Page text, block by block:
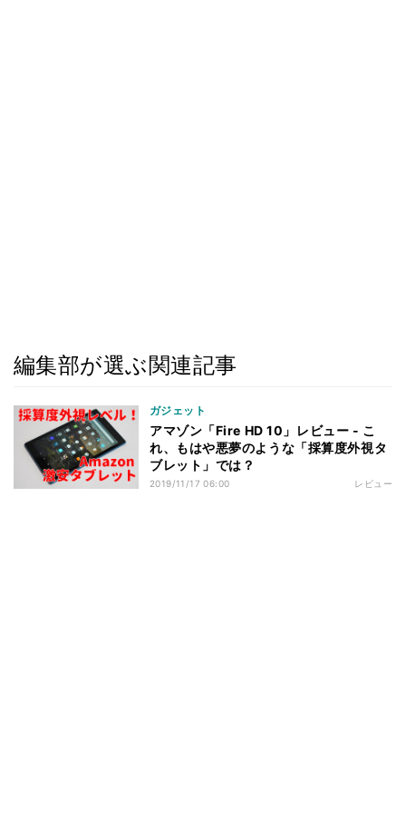
編集部が選ぶ関連記事
ガジェット
アマゾン「Fire HD 10」レビュー - こ
れ、もはや悪夢のような「採算度外視タ
ブレット」では？
2019/11/17 06:00 レビュー